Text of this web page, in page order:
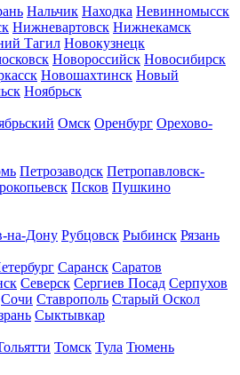
Нальчик Находка Невинномысск
Нижневартовск Нижнекамск
Тагил Новокузнецк
Новороссийск Новосибирск
Новошахтинск Новый
Ноябрьск
Омск Оренбург Орехово-
Петрозаводск Петропавловск-
Псков Пушкино
на-Дону Рубцовск Рыбинск Рязань
Саранск Саратов
Северск Сергиев Посад Серпухов
Сочи Ставрополь Старый Оскол
Сыктывкар
Томск Тула Тюмень